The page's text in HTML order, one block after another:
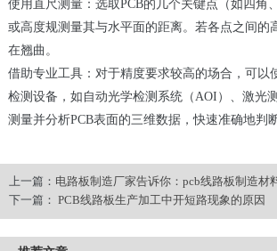
使用直尺测量：选取PCB的几个关键点（如四角
或高度规测量其与水平面的距离。若各点之间的
在翘曲。
借助专业工具：对于精度要求较高的场合，可以
检测设备，如自动光学检测系统（AOI）、激光
测量并分析PCB表面的三维数据，快速准确地判
上一篇： 电路板制造厂家告诉你：pcb线路板制造材
下一篇： PCB线路板生产加工中开短路现象的原因